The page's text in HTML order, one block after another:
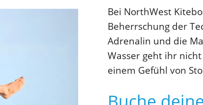
Bei NorthWest
Beherrschung der
Adrenalin und die
Wasser geht ihr
einem Gefühl von